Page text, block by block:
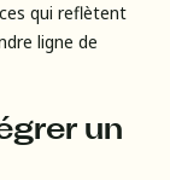
qui reflètent
ligne de
un